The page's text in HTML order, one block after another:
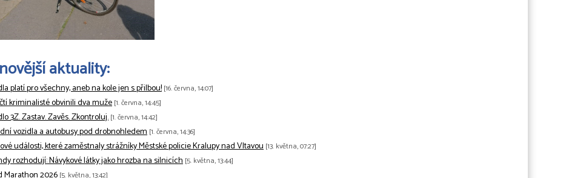
aktuality:
platí pro všechny, aneb na kole jen s přilbou! [16. června, 14:07]
kriminalisté obvinili dva muže [1. června, 14:45]
3Z. Zastav. Zavěs. Zkontroluj. [1. června, 14:42]
vozidla a autobusy pod drobnohledem [1. června, 14:36]
události, které zaměstnaly strážníky Městské policie Kralupy nad Vltavou [13. května, 07:27]
rozhodují: Návykové látky jako hrozba na silnicích [5. května, 13:44]
[5. května, 13:42]